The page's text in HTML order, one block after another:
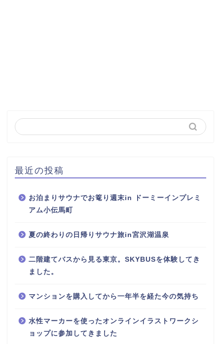
最近の投稿
お泊まりサウナでお篭り週末in ドーミーインプレミ
アム小伝馬町
夏の終わりの日帰りサウナ旅in宮沢湖温泉
二階建てバスから見る東京。SKYBUSを体験してき
ました。
マンションを購入してから一年半を経た今の気持ち
水性マーカーを使ったオンラインイラストワークシ
ョップに参加してきました